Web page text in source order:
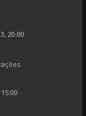
20:00